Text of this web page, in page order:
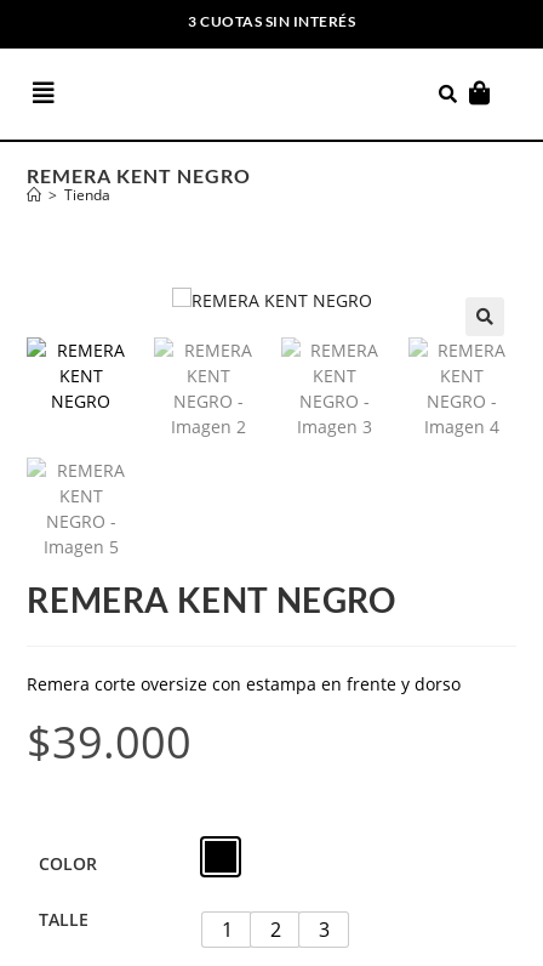
3 CUOTAS SIN INTERÉS
REMERA KENT NEGRO
> Tienda
REMERA KENT NEGRO
Remera corte oversize con estampa en frente y dorso
$39.000
COLOR
TALLE 1 2 3